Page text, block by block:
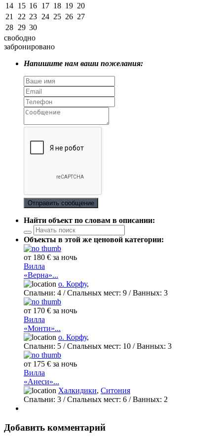
14 15 16 17 18 19 20
21
22 23 24 25 26 27
28 29 30
свободно
забронировано
Напишите нам ваши пожелания:
Отправить сообщение
Найти объект по словам в описании:
Объекты в этой же ценовой категории:
от 180 € за ночь
Вилла
«Верна»...
о. Корфу,
Спальни: 4 / Спальных мест: 9 /Ванных: 3
от 170 € за ночь
Вилла
«Монти»...
о. Корфу,
Спальни: 5 / Спальных мест: 10 /Ванных: 3
от 175 € за ночь
Вилла
«Анеси»...
Халкидики, Ситония
Спальни: 3 / Спальных мест: 6 /Ванных: 2
Добавить комментарий